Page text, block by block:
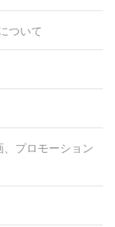
ついて
、プロモーション